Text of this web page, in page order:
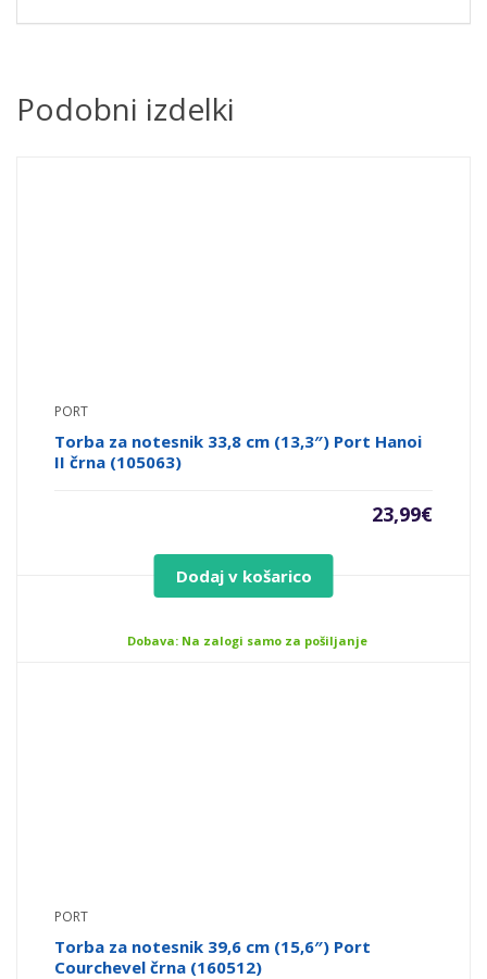
Podobni izdelki
PORT
Torba za notesnik 33,8 cm (13,3″) Port Hanoi
II črna (105063)
23,99€
Dodaj v košarico
Dobava: Na zalogi samo za pošiljanje
PORT
Torba za notesnik 39,6 cm (15,6″) Port
Courchevel črna (160512)